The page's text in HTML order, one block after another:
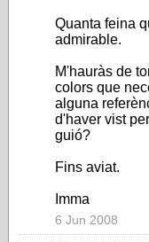
Quanta feina
admirable.
M'hauràs de
colors que
alguna
d'haver vist
guió?
Fins aviat.
Imma
6 Jun 2008